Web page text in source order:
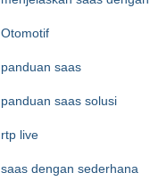
Otomotif
panduan saas
panduan saas solusi
rtp live
saas dengan sederhana